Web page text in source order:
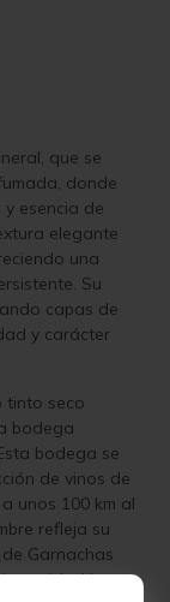
que se
donde
esencia de
elegante
una
Su
capas de
y carácter
tinto seco
bodega
bodega se
de vinos de
unos 100 km al
refleja su
Garnachas
la